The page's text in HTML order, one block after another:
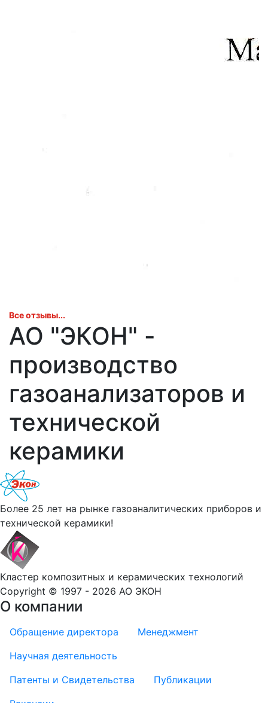
Все отзывы...
АО "ЭКОН" -
производство
газоанализаторов и
технической
керамики
Более 25 лет на рынке газоаналитических приборов и
технической керамики!
Кластер композитных и керамических технологий
Copyright © 1997 - 2026 АО ЭКОН
О компании
Обращение директора
Менеджмент
Научная деятельность
Патенты и Свидетельства
Публикации